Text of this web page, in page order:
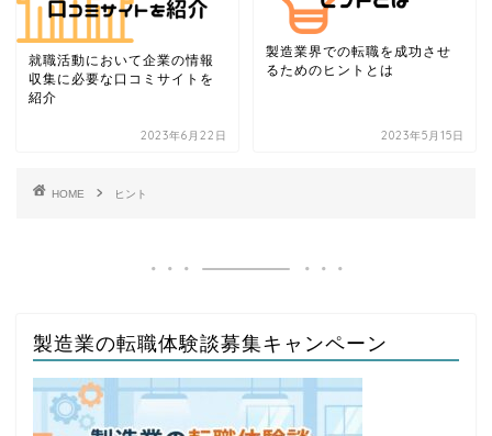
就職活動において企業の情報
収集に必要な口コミサイトを
紹介
2023年6月22日
製造業界での転職を成功させ
るためのヒントとは
2023年5月15日
HOME ヒント
製造業の転職体験談募集キャンペーン